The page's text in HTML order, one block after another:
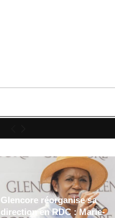
Glencore réorganise sa
direction en RDC : Marie-